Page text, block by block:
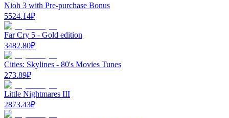
Nioh 3 with Pre-purchase Bonus
5524.14₽
Far Cry 5 - Gold edition
3482.80₽
Cities: Skylines - 80's Movies Tunes
273.89₽
Little Nightmares III
2873.43₽